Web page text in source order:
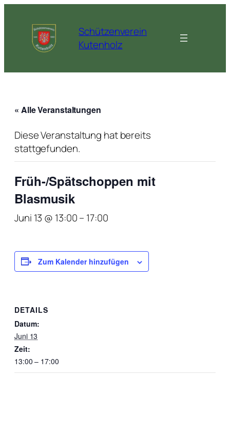
Schützenverein
Kutenholz
« Alle Veranstaltungen
Diese Veranstaltung hat bereits
stattgefunden.
Früh-/Spätschoppen mit
Blasmusik
Juni 13 @ 13:00– 17:00
Zum Kalender hinzufügen
DETAILS
Datum:
Juni 13
Zeit:
13:00 – 17:00